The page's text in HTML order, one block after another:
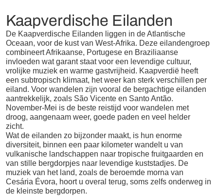
Kaapverdische Eilanden
De Kaapverdische Eilanden liggen in de Atlantische
Oceaan, voor de kust van West-Afrika. Deze eilandengroep
combineert Afrikaanse, Portugese en Braziliaanse
invloeden wat garant staat voor een levendige cultuur,
vrolijke muziek en warme gastvrijheid. Kaapverdië heeft
een subtropisch klimaat, het weer kan sterk verschillen per
eiland. Voor wandelen zijn vooral de bergachtige eilanden
aantrekkelijk, zoals São Vicente en Santo Antão.
November-Mei is de beste reistijd voor wandelen met
droog, aangenaam weer, goede paden en veel helder
zicht.
Wat de eilanden zo bijzonder maakt, is hun enorme
diversiteit, binnen een paar kilometer wandelt u van
vulkanische landschappen naar tropische fruitgaarden en
van stille bergdorpjes naar levendige kuststadjes. De
muziek van het land, zoals de beroemde morna van
Cesária Évora, hoort u overal terug, soms zelfs onderweg in
de kleinste bergdorpen.